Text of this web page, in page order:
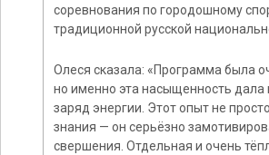
соревнования по городошному
традиционной русской
Олеся сказала: «Программа была
но именно эта насыщенность дала
заряд энергии. Этот опыт не
знания — он серьёзно
свершения. Отдельная и очень